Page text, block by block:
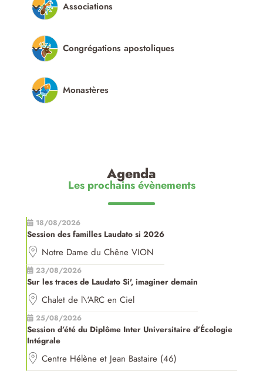
Associations
Congrégations apostoliques
Monastères
Agenda
Les prochains évènements
18/08/2026
Session des familles Laudato si 2026
Notre Dame du Chêne VION
23/08/2026
Sur les traces de Laudato Si', imaginer demain
Chalet de l\'ARC en Ciel
25/08/2026
Session d’été du Diplôme Inter Universitaire d’Écologie
Intégrale
Centre Hélène et Jean Bastaire (46)